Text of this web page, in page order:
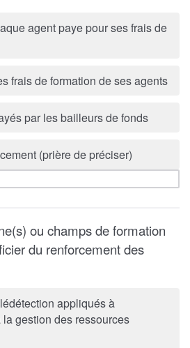
agent paye pour ses frais de
frais de formation de ses agents
par les bailleurs de fonds
(prière de préciser)
ou champs de formation
du renforcement des
appliqués à
la gestion des ressources